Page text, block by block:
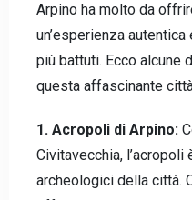
Arpino ha molto da
un’esperienza
più battuti. Ecco alcune
questa affascinante
1. Acropoli di Arpino:
Civitavecchia,
archeologici della città.